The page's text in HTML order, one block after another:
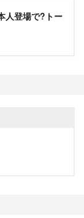
人登場で?トー